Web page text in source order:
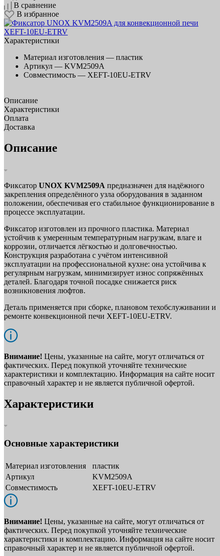
В сравнение
В избранное
Характеристики
Материал изготовления — пластик
Артикул — KVM2509A
Совместимость — XEFT-10EU-ETRV
Описание
Характеристики
Оплата
Доставка
Описание
Фиксатор UNOX KVM2509A предназначен для надёжного
закрепления определённого узла оборудования в заданном
положении, обеспечивая его стабильное функционирование в
процессе эксплуатации.
Фиксатор изготовлен из прочного пластика. Материал
устойчив к умеренным температурным нагрузкам, влаге и
коррозии, отличается лёгкостью и долговечностью.
Конструкция разработана с учётом интенсивной
эксплуатации на профессиональной кухне: она устойчива к
регулярным нагрузкам, минимизирует износ сопряжённых
деталей. Благодаря точной посадке снижается риск
возникновения люфтов.
Деталь применяется при сборке, плановом техобслуживании и
ремонте конвекционной печи XEFT‑10EU‑ETRV.
Внимание! Цены, указанные на сайте, могут отличаться от
фактических. Перед покупкой уточняйте технические
характеристики и комплектацию. Информация на сайте носит
справочный характер и не является публичной офертой.
Характеристики
Основные характеристики
Материал изготовления
пластик
Артикул
KVM2509A
Совместимость
XEFT-10EU-ETRV
Внимание! Цены, указанные на сайте, могут отличаться от
фактических. Перед покупкой уточняйте технические
характеристики и комплектацию. Информация на сайте носит
справочный характер и не является публичной офертой.